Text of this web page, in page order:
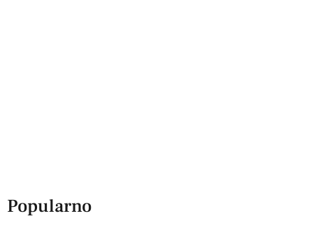
Popularno